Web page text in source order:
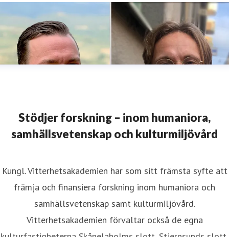
Stödjer forskning – inom humaniora,
samhällsvetenskap och kulturmiljövård
Kungl. Vitterhetsakademien har som sitt främsta syfte att
främja och finansiera forskning inom humaniora och
samhällsvetenskap samt kulturmiljövård.
Vitterhetsakademien förvaltar också de egna